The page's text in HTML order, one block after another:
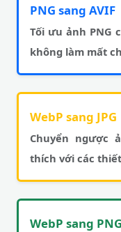
PNG sang AVIF
Tối ưu ảnh PNG
không làm mất
WebP sang JPG
Chuyển ngược
thích với các
WebP sang PNG